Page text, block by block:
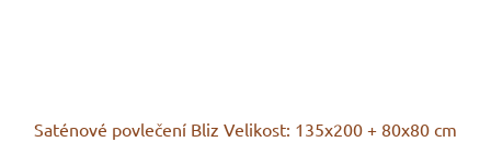
Saténové povlečení Bliz Velikost: 135x200 + 80x80 cm